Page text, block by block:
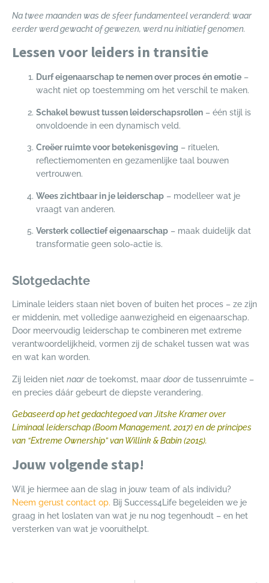
Na twee maanden was de sfeer fundamenteel veranderd: waar
eerder werd gewacht of gewezen, werd nu initiatief genomen.
Lessen voor leiders in transitie
Durf eigenaarschap te nemen over proces én emotie –
wacht niet op toestemming om het verschil te maken.
Schakel bewust tussen leiderschapsrollen – één stijl is
onvoldoende in een dynamisch veld.
Creëer ruimte voor betekenisgeving – rituelen,
reflectiemomenten en gezamenlijke taal bouwen
vertrouwen.
Wees zichtbaar in je leiderschap – modelleer wat je
vraagt van anderen.
Versterk collectief eigenaarschap – maak duidelijk dat
transformatie geen solo-actie is.
Slotgedachte
Liminale leiders staan niet boven of buiten het proces – ze zijn
er middenin, met volledige aanwezigheid en eigenaarschap.
Door meervoudig leiderschap te combineren met extreme
verantwoordelijkheid, vormen zij de schakel tussen wat was
en wat kan worden.
Zij leiden niet naarde toekomst, maar doorde tussenruimte –
en precies dáár gebeurt de diepste verandering.
Gebaseerd op het gedachtegoed van Jitske Kramer over
Liminaal leiderschap (Boom Management, 2017) en de principes
van “Extreme Ownership” van Willink & Babin (2015).
Jouw volgende stap!
Wil je hiermee aan de slag in jouw team of als individu?
Neem gerust contact op. Bij Success4Life begeleiden we je
graag in het loslaten van wat je nu nog tegenhoudt – en het
versterken van wat je vooruithelpt.